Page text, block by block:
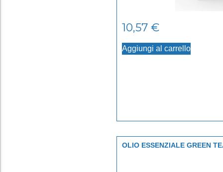
10,57 €
Aggiungi al carrello
OLIO ESSENZIALE GREEN